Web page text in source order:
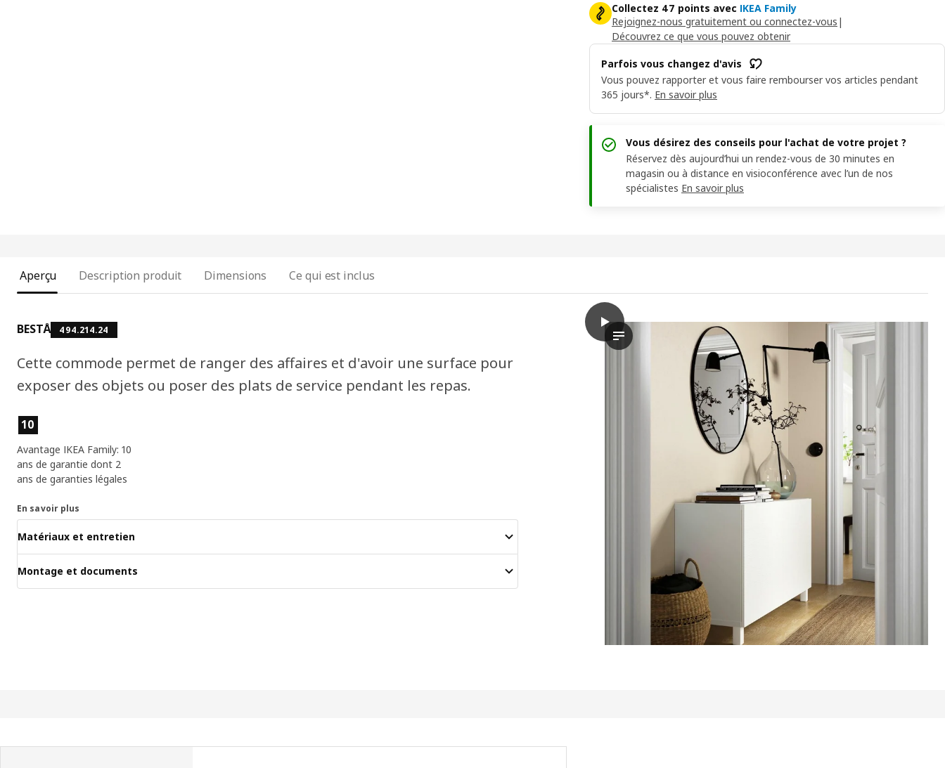
Collectez 47 points avec IKEA Family
Rejoignez-nous gratuitement ou connectez-vous |
Découvrez ce que vous pouvez obtenir
Parfois vous changez d'avis
Vous pouvez rapporter et vous faire rembourser vos articles pendant
365 jours*. En savoir plus
Vous désirez des conseils pour l'achat de votre projet ?
Réservez dès aujourd’hui un rendez-vous de 30 minutes en
magasin ou à distance en visioconférence avec l’un de nos
spécialistes En savoir plus
Aperçu Description produit Dimensions Ce qui est inclus
BESTÅ 494.214.24
Cette commode permet de ranger des affaires et d'avoir une surface pour
exposer des objets ou poser des plats de service pendant les repas.
Caractéristiques du produit
10
Avantage IKEA Family: 10
ans de garantie dont 2
ans de garanties légales
En savoir plus
Matériaux et entretien
Montage et documents
play
La vidéo présente une démonstration ou un examen de la
BESTÅ Combinaison rangement portes, brun noir/Hedeviken/Stubbarp